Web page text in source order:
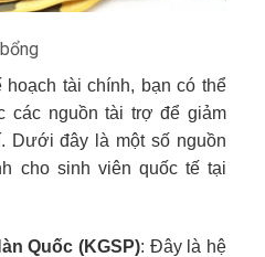
tài chính, bạn có thể
các nguồn tài trợ để giảm
Dưới đây là một số nguồn
cho sinh viên quốc tế tại
Quốc (KGSP): Đây là hệ